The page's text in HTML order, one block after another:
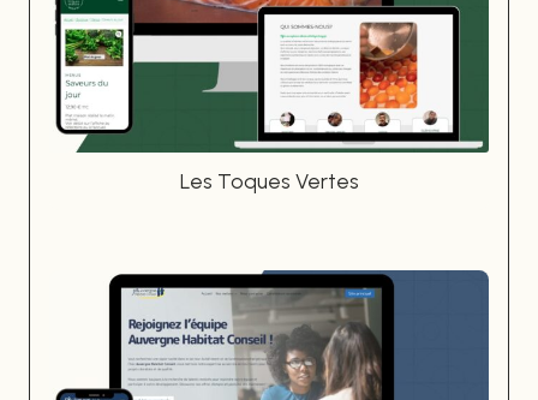
Les Toques Vertes